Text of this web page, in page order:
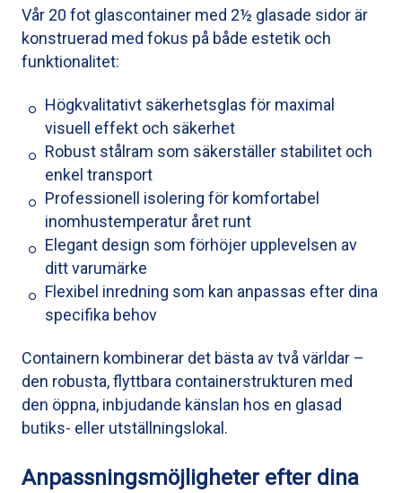
Vår 20 fot glascontainer med 2½ glasade sidor är
konstruerad med fokus på både estetik och
funktionalitet:
Högkvalitativt säkerhetsglas för maximal
visuell effekt och säkerhet
Robust stålram som säkerställer stabilitet och
enkel transport
Professionell isolering för komfortabel
inomhustemperatur året runt
Elegant design som förhöjer upplevelsen av
ditt varumärke
Flexibel inredning som kan anpassas efter dina
specifika behov
Containern kombinerar det bästa av två världar –
den robusta, flyttbara containerstrukturen med
den öppna, inbjudande känslan hos en glasad
butiks- eller utställningslokal.
Anpassningsmöjligheter efter dina